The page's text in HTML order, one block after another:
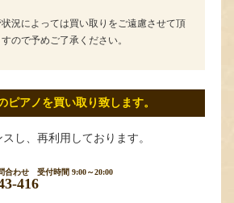
況によっては買い取りをご遠慮させて頂
ので予めご了承ください。
ピアノを買い取り致します。
し、再利用しております。
合わせ 受付時間 9:00～20:00
416